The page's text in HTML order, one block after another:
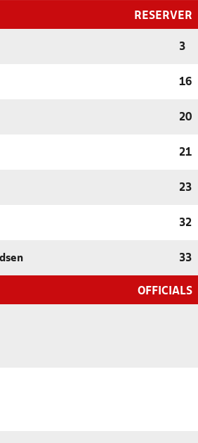
RESERVER
3
16
20
21
23
32
33
OFFICIALS